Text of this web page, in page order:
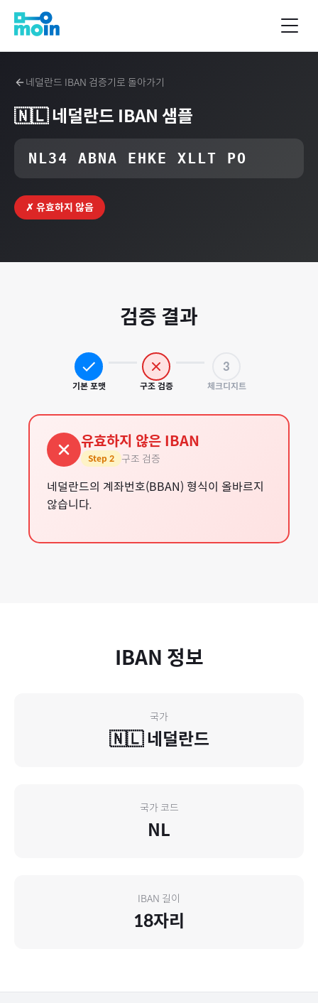
네덜란드 IBAN 검증기로 돌아가기
🇳🇱 네덜란드 IBAN 샘플
NL34 ABNA EHKE XLLT PO
✗ 유효하지 않음
검증 결과
기본 포맷 구조 검증
3
체크디지트
유효하지 않은 IBAN
Step 2 구조 검증
네덜란드의 계좌번호(BBAN) 형식이 올바르지
않습니다.
IBAN 정보
국가
🇳🇱 네덜란드
국가 코드
NL
IBAN 길이
18자리